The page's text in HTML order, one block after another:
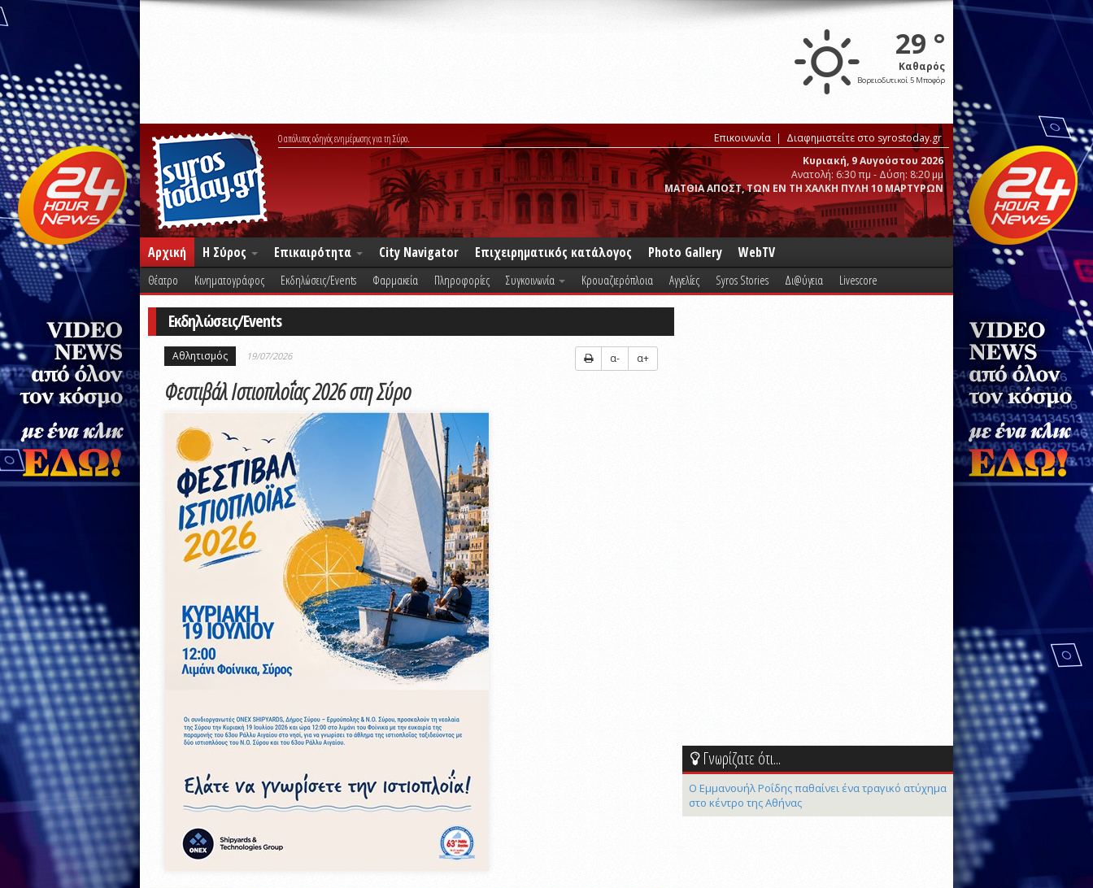
29 °
Καθαρός
Βορειοδυτικοί 5 Μποφόρ
Ο απόλυτος οδηγός ενημέρωσης για τη Σύρο. Επικοινωνία
Διαφημιστείτε στο syrostoday.gr
Κυριακή, 9 Αυγούστου 2026
Ανατολή: 6:30 πμ - Δύση: 8:20 μμ
ΜΑΤΘΙΑ ΑΠΟΣΤ, ΤΩΝ ΕΝ ΤΗ ΧΑΛΚΗ ΠΥΛΗ 10 ΜΑΡΤΥΡΩΝ
Αρχική Η Σύρος Επικαιρότητα City Navigator Επιχειρηματικός κατάλογος Photo Gallery WebTV
Θέατρο Κινηματογράφος Εκδηλώσεις/Events Φαρμακεία Πληροφορίες Συγκοινωνία Κρουαζιερόπλοια Αγγελίες Syros Stories Δι@ύγεια Livescore
Εκδηλώσεις/Events
Αθλητισμός 19/07/2026 α- α+
Φεστιβάλ Ιστιοπλοΐας 2026 στη Σύρο
Γνωρίζατε ότι...
Ο Εμμανουήλ Ροΐδης παθαίνει ένα τραγικό ατύχημα
στο κέντρο της Αθήνας